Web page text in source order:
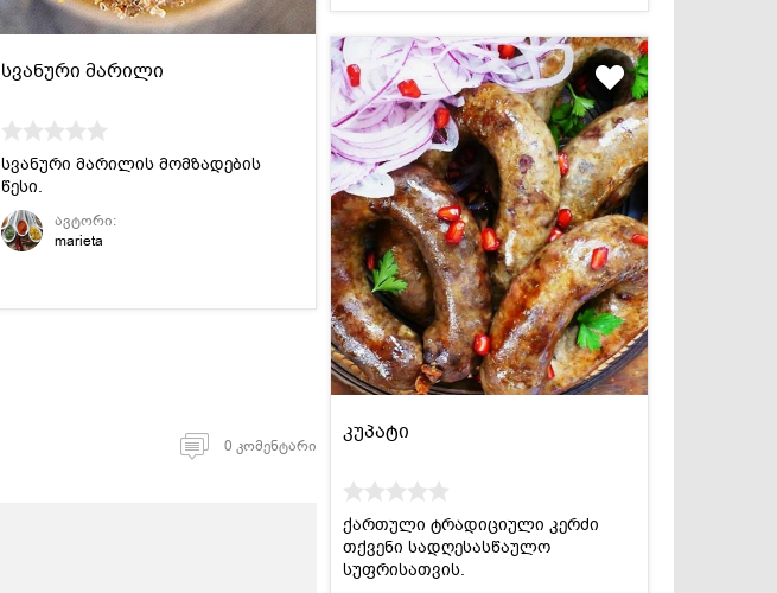
სვანური მარილი
სვანური მარილის მომზადების
წესი.
ავტორი:
marieta
0 კომენტარი
კუპატი
ქართული ტრადიციული კერძი
თქვენი სადღესასწაულო
სუფრისათვის.